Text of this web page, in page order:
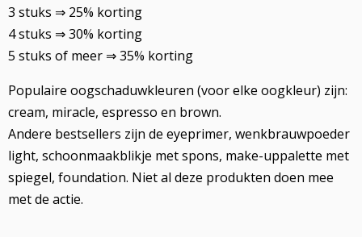
3 stuks ⇒ 25% korting
4 stuks ⇒ 30% korting
5 stuks of meer ⇒ 35% korting
Populaire oogschaduwkleuren (voor elke oogkleur) zijn:
cream, miracle, espresso en brown.
Andere bestsellers zijn de eyeprimer, wenkbrauwpoeder
light, schoonmaakblikje met spons, make-uppalette met
spiegel, foundation. Niet al deze produkten doen mee
met de actie.